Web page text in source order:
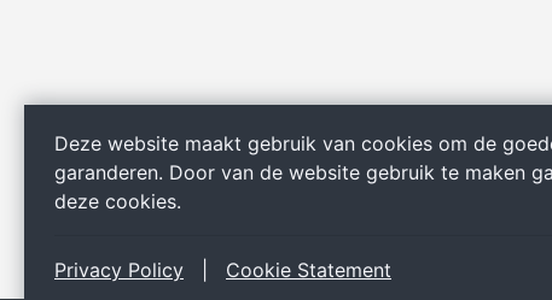
Deze website maakt gebruik van cookies om de
garanderen. Door van de website gebruik te maken
deze cookies.
Privacy Policy Cookie Statement